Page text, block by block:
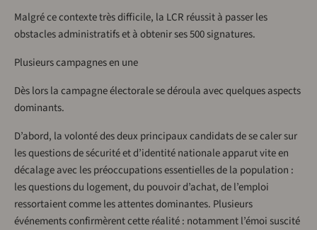
Malgré ce contexte très difficile, la LCR réussit à passer les
obstacles administratifs et à obtenir ses 500 signatures.
Plusieurs campagnes en une
Dès lors la campagne électorale se déroula avec quelques aspects
dominants.
D’abord, la volonté des deux principaux candidats de se caler sur
les questions de sécurité et d’identité nationale apparut vite en
décalage avec les préoccupations essentielles de la population :
les questions du logement, du pouvoir d’achat, de l’emploi
ressortaient comme les attentes dominantes. Plusieurs
événements confirmèrent cette réalité : notamment l’émoi suscité